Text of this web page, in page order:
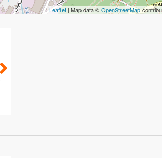
Leaflet | Map data ©OpenStreetMap